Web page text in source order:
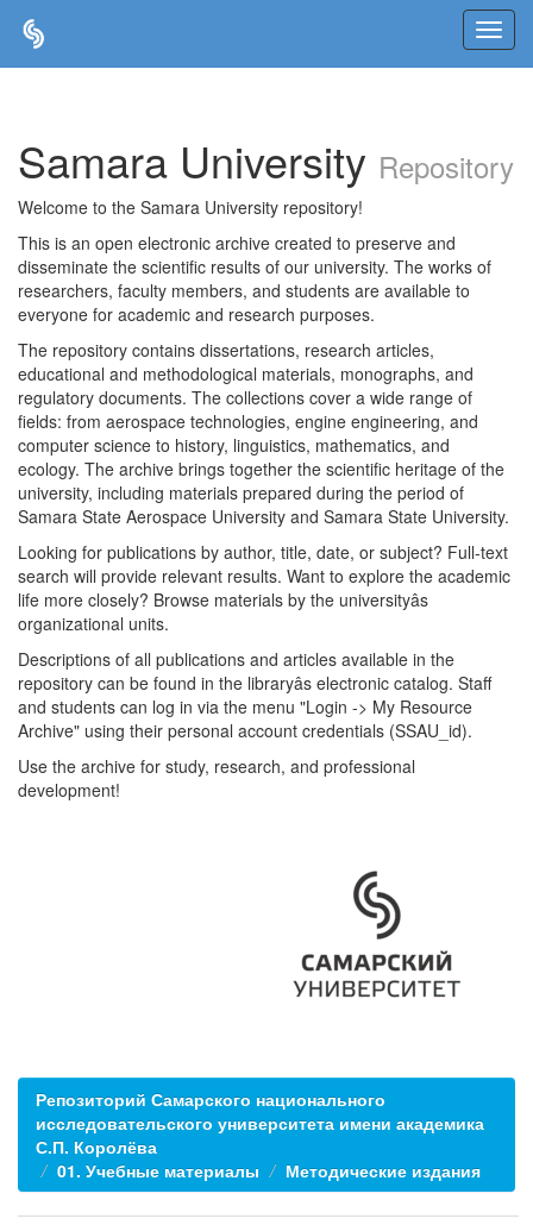
Samara University Repository
Welcome to the Samara University repository!
This is an open electronic archive created to preserve and
disseminate the scientific results of our university. The works of
researchers, faculty members, and students are available to
everyone for academic and research purposes.
The repository contains dissertations, research articles,
educational and methodological materials, monographs, and
regulatory documents. The collections cover a wide range of
fields: from aerospace technologies, engine engineering, and
computer science to history, linguistics, mathematics, and
ecology. The archive brings together the scientific heritage of the
university, including materials prepared during the period of
Samara State Aerospace University and Samara State University.
Looking for publications by author, title, date, or subject? Full-text
search will provide relevant results. Want to explore the academic
life more closely? Browse materials by the universityâs
organizational units.
Descriptions of all publications and articles available in the
repository can be found in the libraryâs electronic catalog. Staff
and students can log in via the menu "Login -> My Resource
Archive" using their personal account credentials (SSAU_id).
Use the archive for study, research, and professional
development!
Репозиторий Самарского национального
исследовательского университета имени академика
С.П. Королёва
01. Учебные материалы
Методические издания